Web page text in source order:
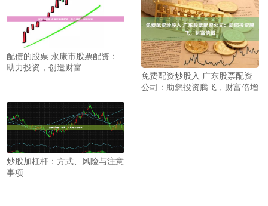
配债的股票 永康市股票配资：
助力投资，创造财富
免费配资炒股入 广东股票配资
公司：助您投资腾飞，财富倍增
炒股加杠杆：方式、风险与注意
事项